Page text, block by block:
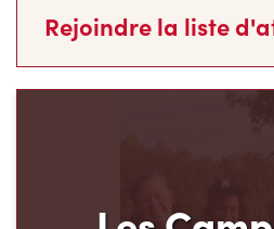
Rejoindre la liste